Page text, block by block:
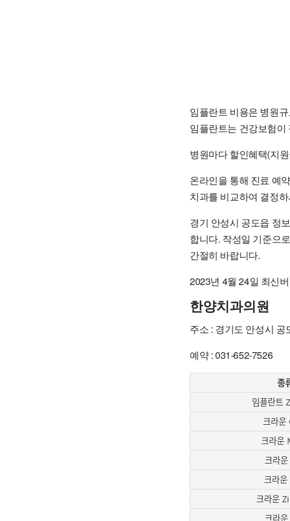
임플란트 비용은 병원
임플란트는 건강보험
병원마다 할인혜택(지
온라인을 통해 진료 예
치과를 비교하여 결정
경기 안성시 공도읍 정
합니다. 작성일 기준으
간절히 바랍니다.
2023년 4월 24일 최신
한양치과의원
주소 : 경기도 안성시 공
예약 : 031-652-7526
종
임플란트
크라운
크라운
크라운
크라운
크라운
크라